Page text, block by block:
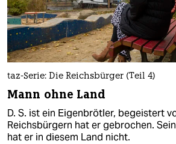
taz-Serie: Die Reichsbürger (Teil 4)
Mann ohne Land
D. S. ist ein Eigenbrötler, begeistert
Reichsbürgern hat er gebrochen.
hat er in diesem Land nicht.